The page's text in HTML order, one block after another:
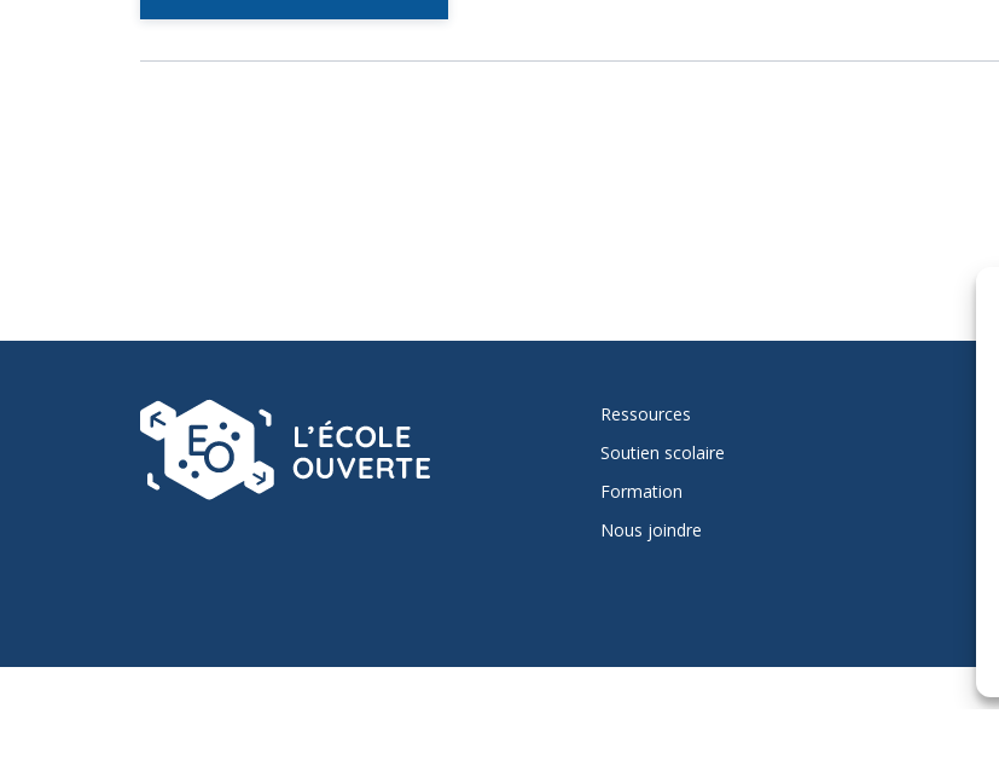
Ressources
Soutien scolaire
Formation
Nous joindre